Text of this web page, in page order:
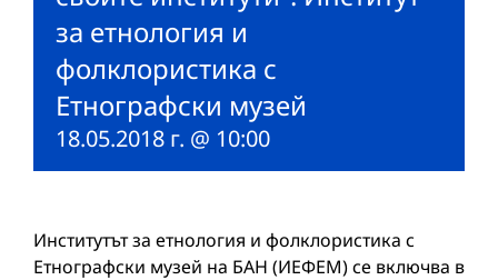
за етнология и
фолклористика с
Етнографски музей
18.05.2018 г. @ 10:00
Институтът за етнология и фолклористика с
Етнографски музей на БАН (ИЕФЕМ) се включва в